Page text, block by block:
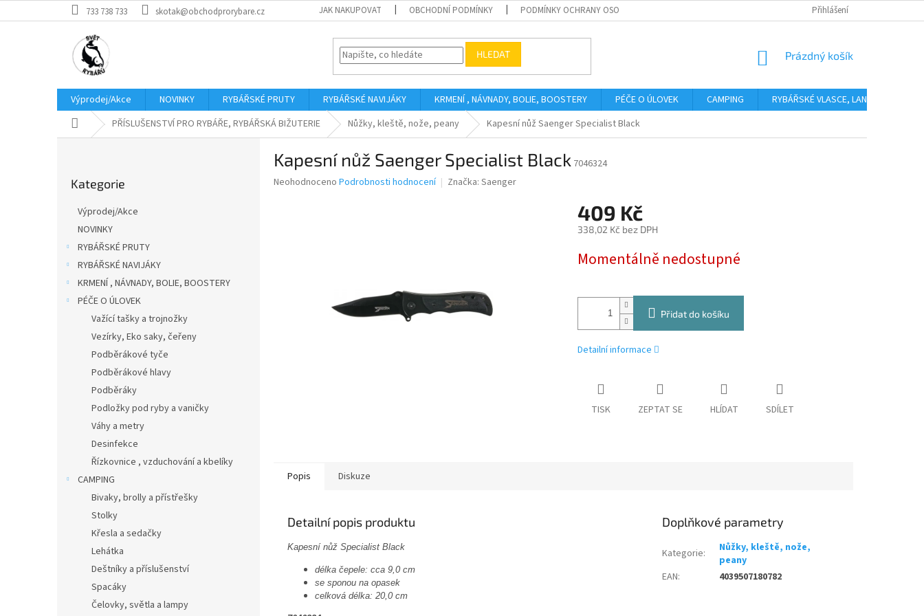
na
733 738 733 skotak@obchodprorybare.cz JAK NAKUPOVAT OBCHODNÍ PODMÍNKY PODMÍNKY OCHRANY OSOBNÍCH ÚDAJŮ Přihlášení
HLEDAT
NÁKUPNÍ
Prázdný košík
Výprodej/Akce NOVINKY RYBÁŘSKÉ PRUTY RYBÁŘSKÉ NAVIJÁKY KRMENÍ , NÁVNADY, BOLIE, BOOSTERY PÉČE O ÚLOVEK CAMPING
RYBÁŘSKÉ VLASCE, LANKA, PLETENÉ
Domů PŘÍSLUŠENSTVÍ PRO RYBÁŘE, RYBÁŘSKÁ BIŽUTERIE Nůžky, kleště, nože, peany Kapesní nůž Saenger Specialist Black
kategorie
Kategorie
Výprodej/Akce
NOVINKY
RYBÁŘSKÉ PRUTY
RYBÁŘSKÉ NAVIJÁKY
KRMENÍ , NÁVNADY, BOLIE, BOOSTERY
PÉČE O ÚLOVEK
Važící tašky a trojnožky
Vezírky, Eko saky, čeřeny
Podběrákové tyče
Podběrákové hlavy
Podběráky
Podložky pod ryby a vaničky
Váhy a metry
Desinfekce
Řízkovnice , vzduchování a kbelíky
CAMPING
Bivaky, brolly a přístřešky
Stolky
Křesla a sedačky
Lehátka
Deštníky a příslušenství
Spacáky
Čelovky, světla a lampy
Kapesní nůž Saenger Specialist Black 7046324
Průměrné
Neohodnoceno Podrobnosti hodnocení Značka: Saenger
409 Kč
338,02 Kč bez DPH
cena:
Momentálně nedostupné
Přidat do košíku
Detailní informace
TISK ZEPTAT SE HLÍDAT SDÍLET
Popis Diskuze
Detailní popis produktu
Kapesní nůž Specialist Black
délka čepele: cca 9,0 cm
se sponou na opasek
celková délka: 20,0 cm
Doplňkové parametry
Kategorie:
Nůžky, kleště, nože,
peany
EAN: 4039507180782